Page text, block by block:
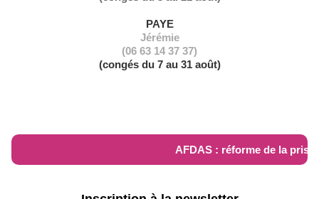
PAYE
Jérémie
(06 63 14 37 37)
(congés du 7 au 31 août)
AFDAS : réforme de la prise